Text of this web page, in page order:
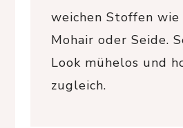
weichen Stoffen wie
Mohair oder Seide.
Look mühelos und
zugleich.